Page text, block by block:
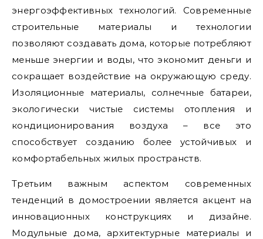
энергоэффективных технологий. Современные
строительные материалы и технологии
позволяют создавать дома, которые потребляют
меньше энергии и воды, что экономит деньги и
сокращает воздействие на окружающую среду.
Изоляционные материалы, солнечные батареи,
экологически чистые системы отопления и
кондиционирования воздуха – все это
способствует созданию более устойчивых и
комфортабельных жилых пространств.
Третьим важным аспектом современных
тенденций в домостроении является акцент на
инновационных конструкциях и дизайне.
Модульные дома, архитектурные материалы и